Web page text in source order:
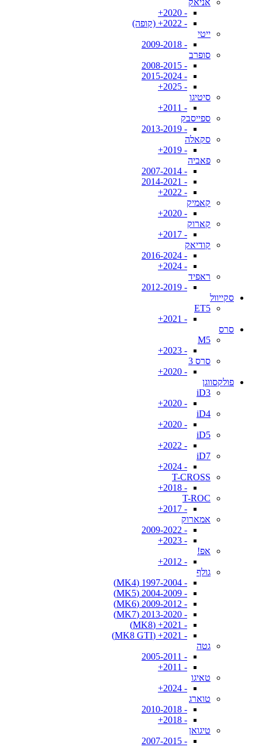
אניאק
- 2020+
- 2022+ (קופה)
ייטי
- 2009-2018
סופרב
- 2008-2015
- 2015-2024
- 2025+
סיטיגו
- 2011+
ספייסבק
- 2013-2019
סקאלה
- 2019+
פאביה
- 2007-2014
- 2014-2021
- 2022+
קאמיק
- 2020+
קארוק
- 2017+
קודיאק
- 2016-2024
- 2024+
ראפיד
- 2012-2019
סקייוול
ET5
- 2021+
סרס
M5
- 2023+
סרס 3
- 2020+
פולקסווגן
iD3
- 2020+
iD4
- 2020+
iD5
- 2022+
iD7
- 2024+
T-CROSS
- 2018+
T-ROC
- 2017+
אמארוק
- 2009-2022
- 2023+
אפ!
- 2012+
גולף
- 1997-2004 (MK4)
- 2004-2009 (MK5)
- 2009-2012 (MK6)
- 2013-2020 (MK7)
- 2021+ (MK8)
- 2021+ (MK8 GTI)
גטה
- 2005-2011
- 2011+
טאיגו
- 2024+
טוארג
- 2010-2018
- 2018+
טיגואן
- 2007-2015